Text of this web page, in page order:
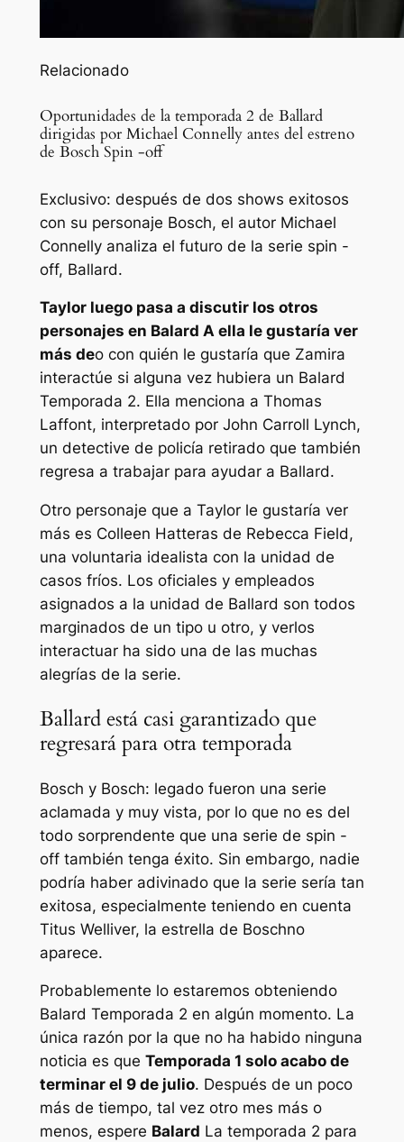
Relacionado
Oportunidades de la temporada 2 de Ballard
dirigidas por Michael Connelly antes del estreno
de Bosch Spin -off
Exclusivo: después de dos shows exitosos
con su personaje Bosch, el autor Michael
Connelly analiza el futuro de la serie spin -
off, Ballard.
Taylor luego pasa a discutir los otros
personajes en Balard A ella le gustaría ver
más deo con quién le gustaría que Zamira
interactúe si alguna vez hubiera un Balard
Temporada 2. Ella menciona a Thomas
Laffont, interpretado por John Carroll Lynch,
un detective de policía retirado que también
regresa a trabajar para ayudar a Ballard.
Otro personaje que a Taylor le gustaría ver
más es Colleen Hatteras de Rebecca Field,
una voluntaria idealista con la unidad de
casos fríos. Los oficiales y empleados
asignados a la unidad de Ballard son todos
marginados de un tipo u otro, y verlos
interactuar ha sido una de las muchas
alegrías de la serie.
Ballard está casi garantizado que
regresará para otra temporada
Bosch y Bosch: legadofueron una serie
aclamada y muy vista, por lo que no es del
todo sorprendente que una serie de spin -
off también tenga éxito. Sin embargo, nadie
podría haber adivinado que la serie sería tan
exitosa, especialmente teniendo en cuenta
Titus Welliver, la estrella de Boschno
aparece.
Probablemente lo estaremos obteniendo
Balard Temporada 2 en algún momento. La
única razón por la que no ha habido ninguna
noticia es que Temporada 1 solo acabo de
terminar el 9 de julio. Después de un poco
más de tiempo, tal vez otro mes más o
menos, espere Balard La temporada 2 para